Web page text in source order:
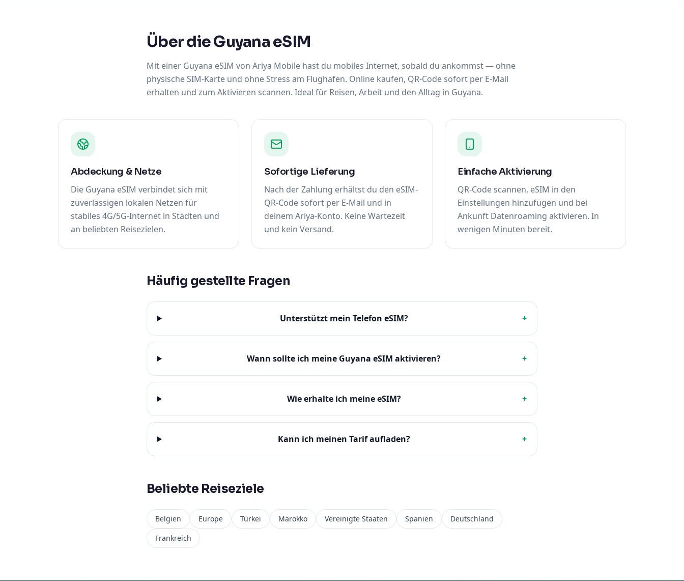
Über die Guyana eSIM
Mit einer Guyana eSIM von Ariya Mobile hast du mobiles Internet, sobald du ankommst — ohne
physische SIM-Karte und ohne Stress am Flughafen. Online kaufen, QR-Code sofort per E-Mail
erhalten und zum Aktivieren scannen. Ideal für Reisen, Arbeit und den Alltag in Guyana.
Abdeckung & Netze
Die Guyana eSIM verbindet sich mit
zuverlässigen lokalen Netzen für
stabiles 4G/5G-Internet in Städten und
an beliebten Reisezielen.
Sofortige Lieferung
Nach der Zahlung erhältst du den eSIM-
QR-Code sofort per E-Mail und in
deinem Ariya-Konto. Keine Wartezeit
und kein Versand.
Einfache Aktivierung
QR-Code scannen, eSIM in den
Einstellungen hinzufügen und bei
Ankunft Datenroaming aktivieren. In
wenigen Minuten bereit.
Häufig gestellte Fragen
Unterstützt mein Telefon eSIM? +
Wann sollte ich meine Guyana eSIM aktivieren? +
Wie erhalte ich meine eSIM? +
Kann ich meinen Tarif aufladen? +
Beliebte Reiseziele
Belgien Europe Türkei Marokko Vereinigte Staaten Spanien
Deutschland
Frankreich